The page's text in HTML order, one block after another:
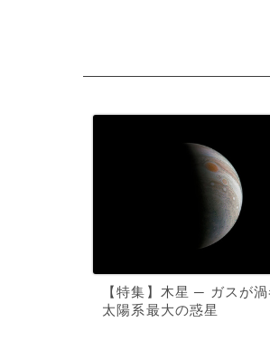
【特集】木星 ─ ガスが渦
太陽系最大の惑星